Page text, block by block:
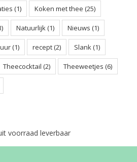
(1) Koken met thee (25)
Natuurlijk(1) Nieuws (1)
(1) recept(2) Slank(1)
Theecocktail (2) Theeweetjes (6)
voorraad leverbaar